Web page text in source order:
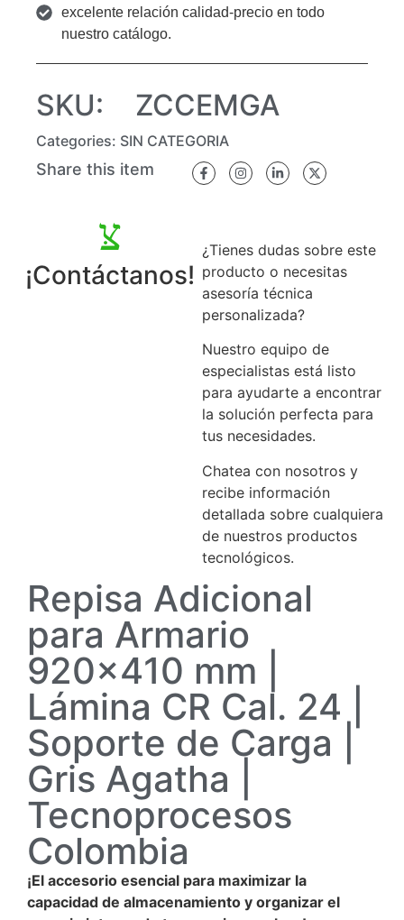
¡Contáctanos!
¿Tienes dudas sobre este
producto o necesitas
asesoría técnica
personalizada?
Nuestro equipo de
especialistas está listo
para ayudarte a encontrar
la solución perfecta para
tus necesidades.
Chatea con nosotros y
recibe información
detallada sobre cualquiera
de nuestros productos
tecnológicos.
Repisa Adicional
para Armario
920×410 mm |
Lámina CR Cal. 24 |
Soporte de Carga |
Gris Agatha |
Tecnoprocesos
Colombia
¡El accesorio esencial para maximizar la
capacidad de almacenamiento y organizar el
excelente relación calidad-precio en todo
nuestro catálogo.
SKU: ZCCEMGA
Categories: SIN CATEGORIA
Share this item